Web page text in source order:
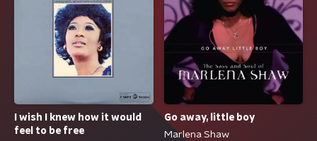
I wish I knew how it would
feel to be free
Go away, little boy
Marlena Shaw